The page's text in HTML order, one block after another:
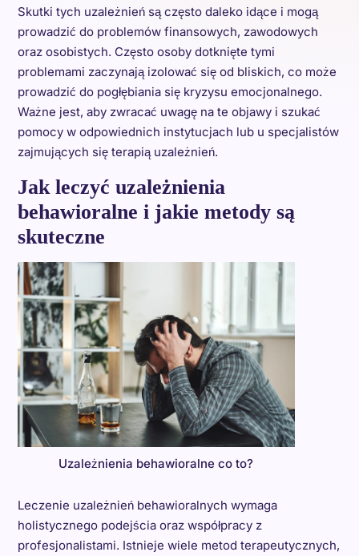
Skutki tych uzależnień są często daleko idące i mogą
prowadzić do problemów finansowych, zawodowych
oraz osobistych. Często osoby dotknięte tymi
problemami zaczynają izolować się od bliskich, co może
prowadzić do pogłębiania się kryzysu emocjonalnego.
Ważne jest, aby zwracać uwagę na te objawy i szukać
pomocy w odpowiednich instytucjach lub u specjalistów
zajmujących się terapią uzależnień.
Jak leczyć uzależnienia
behawioralne i jakie metody są
skuteczne
Uzależnienia behawioralne co to?
Leczenie uzależnień behawioralnych wymaga
holistycznego podejścia oraz współpracy z
profesjonalistami. Istnieje wiele metod terapeutycznych,